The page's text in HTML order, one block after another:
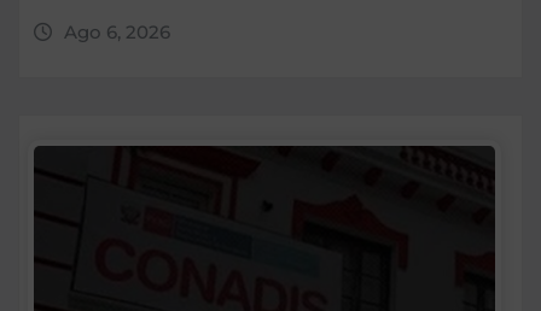
Ago 6, 2026